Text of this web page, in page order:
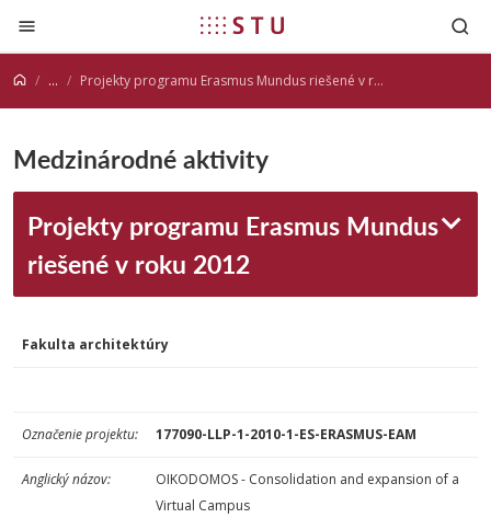
Prejsť na obsah
... Projekty programu Erasmus Mundus riešené v roku 2012
Medzinárodné aktivity
Projekty programu Erasmus Mundus
riešené v roku 2012
Fakulta architektúry
Označenie projektu: 177090-LLP-1-2010-1-ES-ERASMUS-EAM
Anglický názov:
OIKODOMOS - Consolidation and expansion of a
Virtual Campus